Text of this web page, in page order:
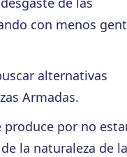
con menos
alternativas
Armadas.
produce por no
la naturaleza de la